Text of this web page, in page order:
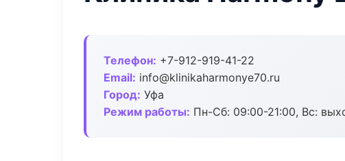
Телефон: +7-912-919-41-22
Email: info@klinikaharmonye70.ru
Город: Уфа
Режим работы: Пн-Сб: 09:00-21:00, Вс: